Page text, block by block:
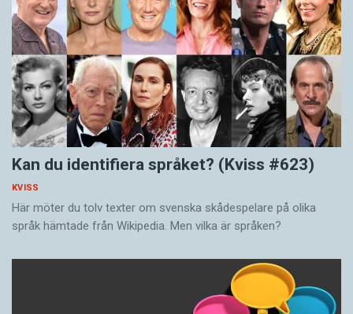
Kan du identifiera språket? (Kviss #623)
KVISS
Här möter du tolv texter om svenska skådespelare på olika
språk hämtade från Wikipedia. Men vilka är språken?